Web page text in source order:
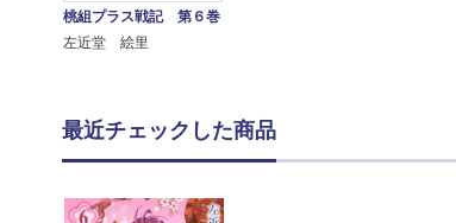
桃組プラス戦記 第６巻
左近堂 絵里
最近チェックした商品